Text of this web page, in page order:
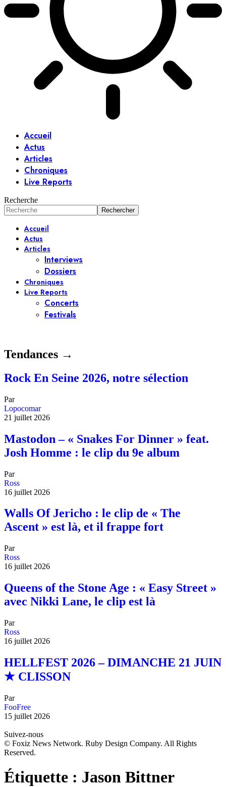
Accueil
Actus
Articles
Chroniques
Live Reports
Recherche
Accueil
Actus
Articles
Interviews
Dossiers
Chroniques
Live Reports
Concerts
Festivals
Tendances →
Rock En Seine 2026, notre sélection
Par
Lopocomar
21 juillet 2026
Mastodon – « Snakes For Dinner » feat.
Josh Homme : le clip du 9e album
Par
Ross
16 juillet 2026
Walls Of Jericho : le clip de « The
Ascent » est là, et il frappe fort
Par
Ross
16 juillet 2026
Queens of the Stone Age : « Easy Street »
avec Nikki Lane, le clip est là
Par
Ross
16 juillet 2026
HELLFEST 2026 – DIMANCHE 21 JUIN
★ CLISSON
Par
FooFree
15 juillet 2026
Suivez-nous
© Foxiz News Network. Ruby Design Company. All Rights
Reserved.
Étiquette : Jason Bittner